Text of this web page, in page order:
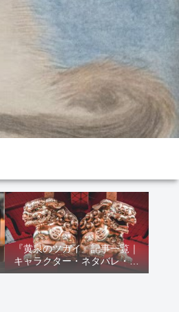
『黄泉のツガイ』記事一覧｜
キャラクター・ネタバレ・考
察・死亡キャラまとめ【完全